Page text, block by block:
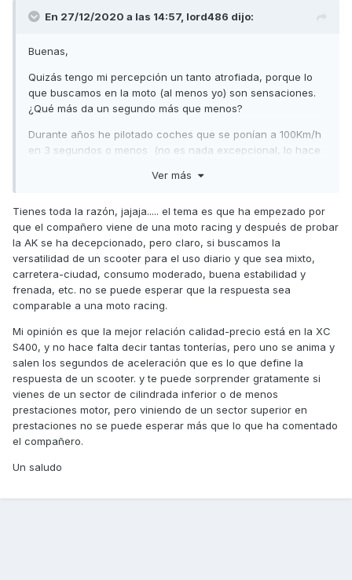
En 27/12/2020 a las 14:57, lord486 dijo:
Buenas,
Quizás tengo mi percepción un tanto atrofiada, porque lo
que buscamos en la moto (al menos yo) son sensaciones.
¿Qué más da un segundo más que menos?
Durante años he pilotado coches que se ponían a 100Km/h
en 3 segundos o menos (no es nada excepcional, lo hace
pueden reproducir en carrera abierta. Afortunadamente,
capacidad de aceleración, ni tampoco de frenada pero
nos permiten disfrutar de cualquier deslizamiento, aunque
sea para ir a trabajar. Cosa que actualmente no consigo
con ningún GTI con más de 300CV. Son muy seguros, por
supuesto, pero cualquiera de los scooter que comentáis
son más emocionantes por la séptima parte de dinero.
Ver más
Tienes toda la razón, jajaja..... el tema es que ha empezado por
que el compañero viene de una moto racing y después de probar
la AK se ha decepcionado, pero claro, si buscamos la
versatilidad de un scooter para el uso diario y que sea mixto,
carretera-ciudad, consumo moderado, buena estabilidad y
frenada, etc. no se puede esperar que la respuesta sea
comparable a una moto racing.
Mi opinión es que la mejor relación calidad-precio está en la XC
S400, y no hace falta decir tantas tonterías, pero uno se anima y
salen los segundos de aceleración que es lo que define la
respuesta de un scooter. y te puede sorprender gratamente si
vienes de un sector de cilindrada inferior o de menos
prestaciones motor, pero viniendo de un sector superior en
prestaciones no se puede esperar más que lo que ha comentado
el compañero.
Un saludo